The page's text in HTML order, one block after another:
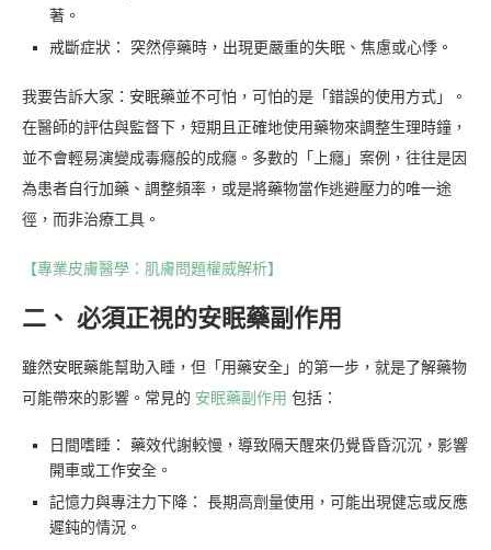
著。
戒斷症狀： 突然停藥時，出現更嚴重的失眠、焦慮或心悸。
我要告訴大家：安眠藥並不可怕，可怕的是「錯誤的使用方式」。
在醫師的評估與監督下，短期且正確地使用藥物來調整生理時鐘，
並不會輕易演變成毒癮般的成癮。多數的「上癮」案例，往往是因
為患者自行加藥、調整頻率，或是將藥物當作逃避壓力的唯一途
徑，而非治療工具。
【專業皮膚醫學：肌膚問題權威解析】
二、 必須正視的安眠藥副作用
雖然安眠藥能幫助入睡，但「用藥安全」的第一步，就是了解藥物
可能帶來的影響。常見的 安眠藥副作用 包括：
日間嗜睡： 藥效代謝較慢，導致隔天醒來仍覺昏昏沉沉，影響
開車或工作安全。
記憶力與專注力下降： 長期高劑量使用，可能出現健忘或反應
遲鈍的情況。